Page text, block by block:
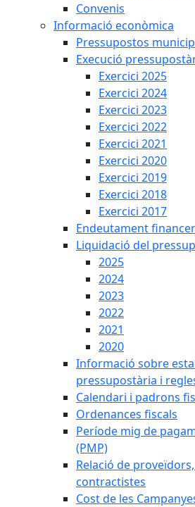
Convenis
Informació econòmica
Pressupostos
Execució
Exercici 2025
Exercici 2024
Exercici 2023
Exercici 2022
Exercici 2021
Exercici 2020
Exercici 2019
Exercici 2018
Exercici 2017
Endeutament financer
Liquidació del
2025
2024
2023
2022
2021
2020
Informació sobre
pressupostària i
Calendari i padrons
Ordenances fiscals
Període mig de
(PMP)
Relació de
contractistes
Cost de les